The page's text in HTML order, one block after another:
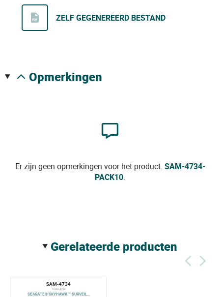
ZELF GEGENEREERD BESTAND
opmerkingen
Er zijn geen opmerkingen voor het product. SAM-4734-
PACK10.
gerelateerde producten
SAM-4734
SAM-4734
SEAGATE® SKYHAWK ™ SURVEIL...